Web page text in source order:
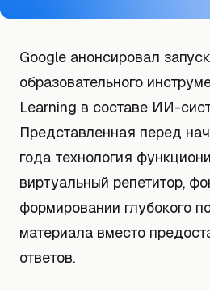
Google анонсировал
образовательного
Learning в составе ИИ-
Представленная перед
года технология
виртуальный репетитор,
формировании глубокого
материала вместо
ответов.